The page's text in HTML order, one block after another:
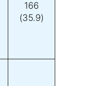
166
(35.9)